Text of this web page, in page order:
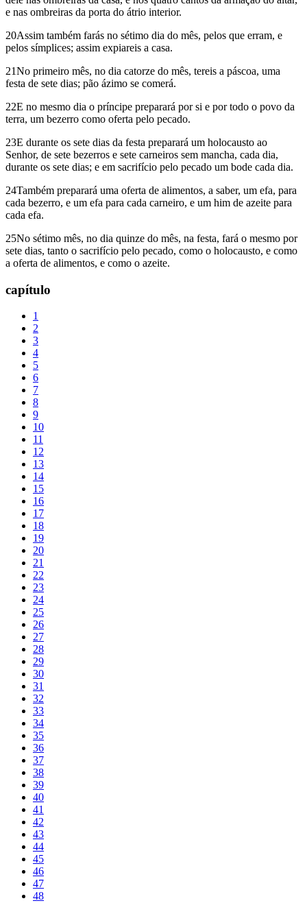
e nas ombreiras da porta do átrio interior.
20Assim também farás no sétimo dia do mês, pelos que erram, e
pelos símplices; assim expiareis a casa.
21No primeiro mês, no dia catorze do mês, tereis a páscoa, uma
festa de sete dias; pão ázimo se comerá.
22E no mesmo dia o príncipe preparará por si e por todo o povo da
terra, um bezerro como oferta pelo pecado.
23E durante os sete dias da festa preparará um holocausto ao
Senhor, de sete bezerros e sete carneiros sem mancha, cada dia,
durante os sete dias; e em sacrifício pelo pecado um bode cada dia.
24Também preparará uma oferta de alimentos, a saber, um efa, para
cada bezerro, e um efa para cada carneiro, e um him de azeite para
cada efa.
25No sétimo mês, no dia quinze do mês, na festa, fará o mesmo por
sete dias, tanto o sacrifício pelo pecado, como o holocausto, e como
a oferta de alimentos, e como o azeite.
capítulo
1
2
3
4
5
6
7
8
9
10
11
12
13
14
15
16
17
18
19
20
21
22
23
24
25
26
27
28
29
30
31
32
33
34
35
36
37
38
39
40
41
42
43
44
45
46
47
48